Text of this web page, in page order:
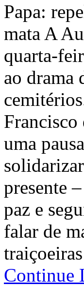
Papa:
mata A
quarta-
ao drama
uma
presente
paz e
falar de
Continue